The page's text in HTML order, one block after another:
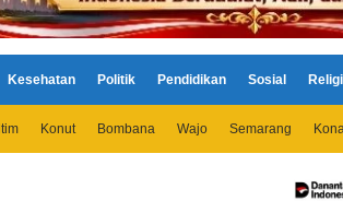
Kesehatan Politik Pendidikan Sosial
Konut Bombana Wajo Semarang